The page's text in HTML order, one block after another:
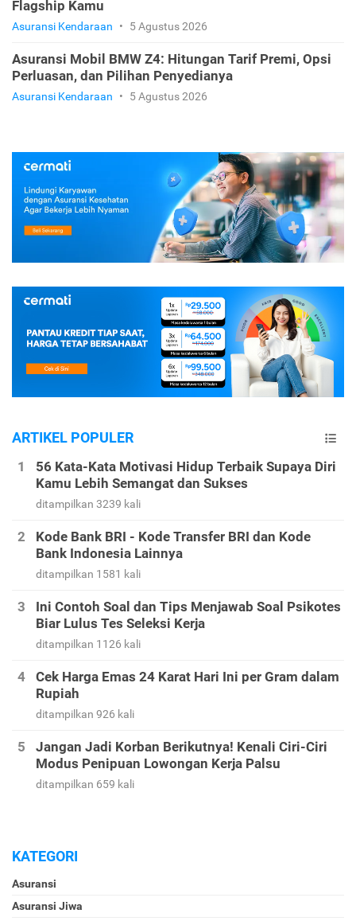
Flagship Kamu
Asuransi Kendaraan • 5 Agustus 2026
Asuransi Mobil BMW Z4: Hitungan Tarif Premi, Opsi
Perluasan, dan Pilihan Penyedianya
Asuransi Kendaraan • 5 Agustus 2026
ARTIKEL POPULER
56 Kata-Kata Motivasi Hidup Terbaik Supaya Diri
Kamu Lebih Semangat dan Sukses
ditampilkan 3239 kali
Kode Bank BRI - Kode Transfer BRI dan Kode
Bank Indonesia Lainnya
ditampilkan 1581 kali
Ini Contoh Soal dan Tips Menjawab Soal Psikotes
Biar Lulus Tes Seleksi Kerja
ditampilkan 1126 kali
Cek Harga Emas 24 Karat Hari Ini per Gram dalam
Rupiah
ditampilkan 926 kali
Jangan Jadi Korban Berikutnya! Kenali Ciri-Ciri
Modus Penipuan Lowongan Kerja Palsu
ditampilkan 659 kali
KATEGORI
Asuransi
Asuransi Jiwa